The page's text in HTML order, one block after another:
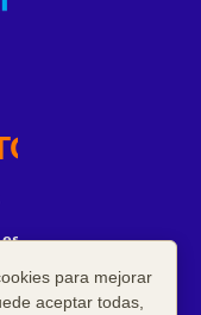
SIN OBRAS
para mejorar
aceptar todas,